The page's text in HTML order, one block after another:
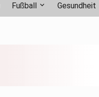
Fußball Gesundheit